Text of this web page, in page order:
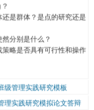
是群体？是点的研究还是
分别是什么？
略是否具有可行性和操作
级管理实践研究模板
理实践研究模拟论文答辩